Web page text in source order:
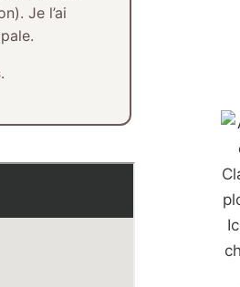
Je l’ai
.